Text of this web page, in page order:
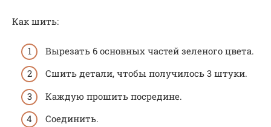
Как шить:
Вырезать 6 основных частей зеленого цвета.
Сшить детали, чтобы получилось 3 штуки.
Каждую прошить посредине.
Соединить.